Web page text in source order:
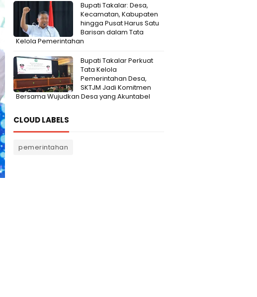
Bupati Takalar: Desa,
Kecamatan, Kabupaten
hingga Pusat Harus Satu
Barisan dalam Tata
Kelola Pemerintahan
Bupati Takalar Perkuat
Tata Kelola
Pemerintahan Desa,
SKTJM Jadi Komitmen
Bersama Wujudkan Desa yang Akuntabel
CLOUD LABELS
pemerintahan